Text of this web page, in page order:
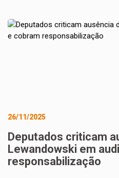
26/11/2025
Deputados criticam
Lewandowski em
responsabilização